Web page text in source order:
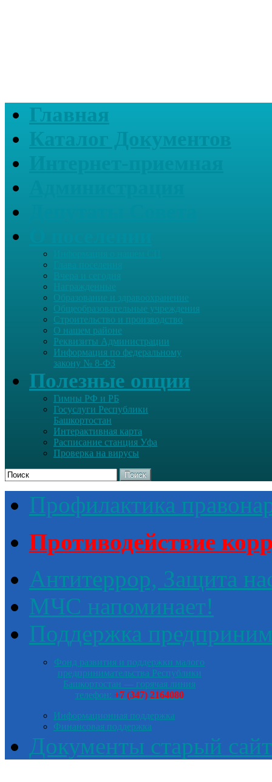
Главная
Награжденные
Образование и здравоохранение
Общеобразовательные учреждения
Строительство и производство
О нашем районе
Реквизиты Администрации
Информация по федеральному
закону № 8-ФЗ
Полезные опции
Гимны РФ и РБ
Госуслуги Республики
Башкортостан
Интерактивная карта
Расписание станция Уфа
Проверка на вирусы
Поиск
Профилактика
Противодействие
Антитеррор, Защита
МЧС напоминает!
Поддержка
Фонд развития и поддержки малого
предпринимательства Республики
Башкортостан — горячая линия
телефон: +7 (347) 2164080
Информационная поддержка
Финансовая поддержка
Документы старый сайт